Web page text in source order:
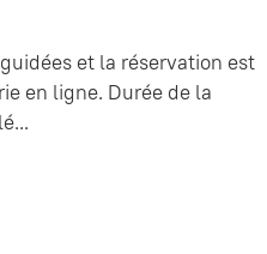
et la réservation est
en ligne. Durée de la